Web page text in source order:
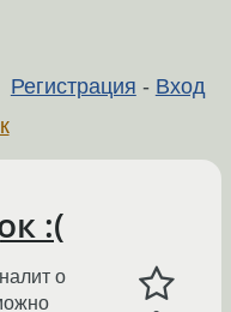
Регистрация - Вход
:(
о